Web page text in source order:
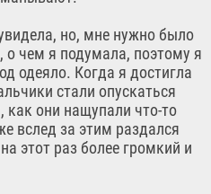
но, мне нужно было
о чем я подумала, поэтому я
одеяло. Когда я достигла
стали опускаться
как они нащупали что-то
вслед за этим раздался
этот раз более громкий и